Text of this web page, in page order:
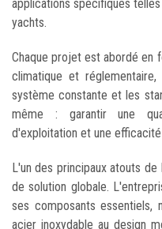
applications spécifiques
yachts.
Chaque projet est abordé en
climatique et
système constante et les
même : garantir une
d'exploitation et une
L'un des principaux atouts de
de solution globale.
ses composants essentiels,
acier inoxydable au design